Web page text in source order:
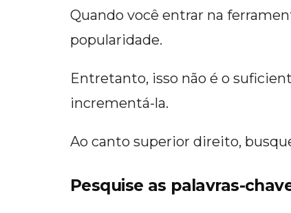
Quando você entrar na
popularidade.
Entretanto, isso não é o
incrementá-la.
Ao canto superior direito,
Pesquise as palavras-